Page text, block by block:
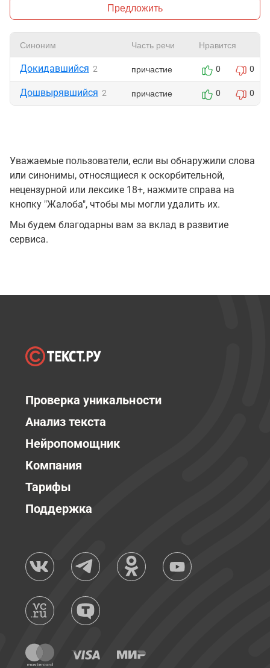
Предложить
Синоним Часть речи Нравится
Докидавшийся 2 причастие 0 0
Дошвырявшийся 2 причастие 0 0
Уважаемые пользователи, если вы обнаружили слова
или синонимы, относящиеся к оскорбительной,
нецензурной или лексике 18+, нажмите справа на
кнопку "Жалоба", чтобы мы могли удалить их.
Мы будем благодарны вам за вклад в развитие
сервиса.
Проверка уникальности
Анализ текста
Нейропомощник
Компания
Тарифы
Поддержка